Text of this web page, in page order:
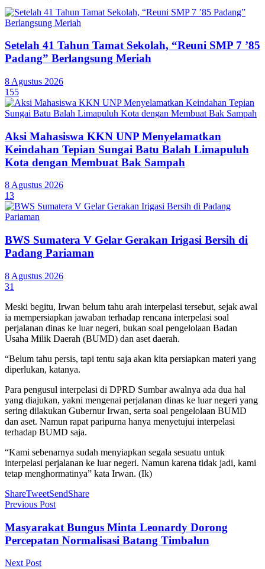
Setelah 41 Tahun Tamat Sekolah, “Reuni SMP 7 ’85
Padang” Berlangsung Meriah
8 Agustus 2026
155
Aksi Mahasiswa KKN UNP Menyelamatkan
Keindahan Tepian Sungai Batu Balah Limapuluh
Kota dengan Membuat Bak Sampah
8 Agustus 2026
13
BWS Sumatera V Gelar Gerakan Irigasi Bersih di
Padang Pariaman
8 Agustus 2026
31
Meski begitu, Irwan belum tahu arah interpelasi tersebut, sejak awal
ia mempersiapkan jawaban terhadap rencana interpelasi soal
perjalanan dinas ke luar negeri, bukan soal pengelolaan Badan
Usaha Milik Daerah (BUMD) dan aset daerah.
“Belum tahu persis, tapi tentu saja akan kita persiapkan materi yang
diperlukan, katanya.
Para pengusul interpelasi di DPRD Sumbar awalnya ada dua hal
yang diajukan, yakni mengenai perjalanan dinas ke luar negeri yang
sering dilakukan Gubernur Irwan, serta soal pengelolaan BUMD
dan aset. Namun rapat paripurna hanya menyetujui interpelasi
terhadap BUMD saja.
“Kami sebenarnya sudah menyiapkan segala sesuatu untuk
interpelasi perjalanan ke luar negeri. Namun karena tidak jadi, kami
tetap menghormatinya” kata Irwan. (Ik)
ShareTweetSendShare
Previous Post
Masyarakat Bungus Minta Leonardy Dorong
Percepatan Normalisasi Batang Timbalun
Next Post